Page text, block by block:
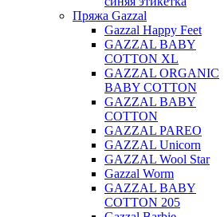
Пряжа Gazzal
Gazzal Happy Feet
GAZZAL BABY
COTTON XL
GAZZAL ORGANIC
BABY COTTON
GAZZAL BABY
COTTON
GAZZAL PAREO
GAZZAL Unicorn
GAZZAL Wool Star
Gazzal Worm
GAZZAL BABY
COTTON 205